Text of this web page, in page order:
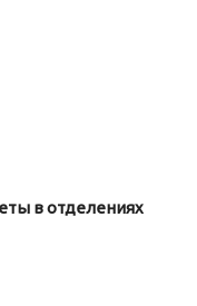
в отделениях